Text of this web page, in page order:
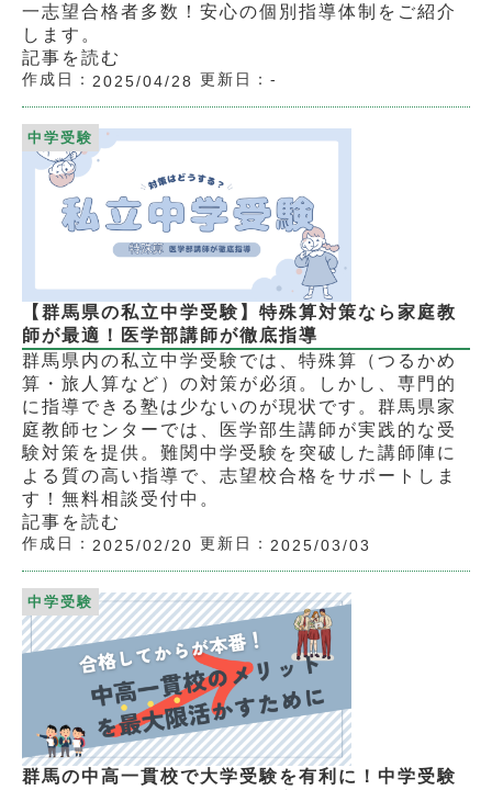
一志望合格者多数！安心の個別指導体制をご紹介
します。
記事を読む
作成日： 2025/04/28 更新日： -
中学受験
【群馬県の私立中学受験】特殊算対策なら家庭教
師が最適！医学部講師が徹底指導
群馬県内の私立中学受験では、特殊算（つるかめ
算・旅人算など）の対策が必須。しかし、専門的
に指導できる塾は少ないのが現状です。群馬県家
庭教師センターでは、医学部生講師が実践的な受
験対策を提供。難関中学受験を突破した講師陣に
よる質の高い指導で、志望校合格をサポートしま
す！無料相談受付中。
記事を読む
作成日： 2025/02/20 更新日： 2025/03/03
中学受験
群馬の中高一貫校で大学受験を有利に！中学受験